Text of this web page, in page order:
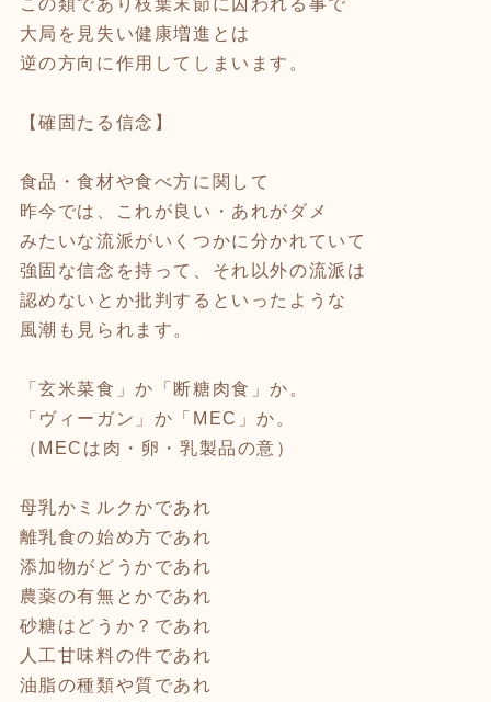
この類であり枝葉末節に囚われる事で
大局を見失い健康増進とは
逆の方向に作用してしまいます。
【確固たる信念】
食品・食材や食べ方に関して
昨今では、これが良い・あれがダメ
みたいな流派がいくつかに分かれていて
強固な信念を持って、それ以外の流派は
認めないとか批判するといったような
風潮も見られます。
「玄米菜食」か「断糖肉食」か。
「ヴィーガン」か「MEC」か。
（MECは肉・卵・乳製品の意）
母乳かミルクかであれ
離乳食の始め方であれ
添加物がどうかであれ
農薬の有無とかであれ
砂糖はどうか？であれ
人工甘味料の件であれ
油脂の種類や質であれ